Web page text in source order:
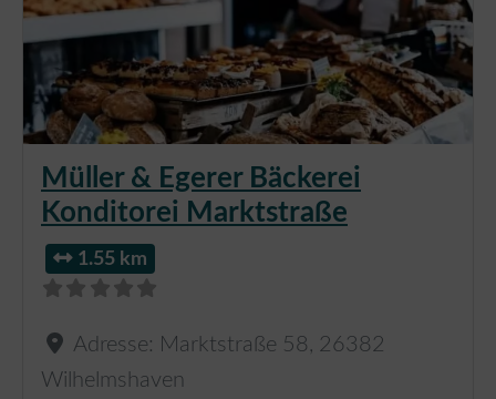
Müller & Egerer Bäckerei
Konditorei Marktstraße
1.55 km
Adresse: Marktstraße 58 , 26382
Wilhelmshaven